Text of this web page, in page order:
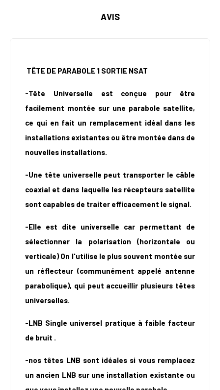
AVIS
TÊTE DE PARABOLE 1 SORTIE NSAT
-Tête Universelle est conçue pour être
facilement montée sur une parabole satellite,
ce qui en fait un remplacement idéal dans les
installations existantes ou être montée dans de
nouvelles installations.
-Une tête universelle peut transporter le câble
coaxial et dans laquelle les récepteurs satellite
sont capables de traiter efficacement le signal.
-Elle est dite universelle car permettant de
sélectionner la polarisation (horizontale ou
verticale) On l'utilise le plus souvent montée sur
un réflecteur (communément appelé antenne
parabolique), qui peut accueillir plusieurs têtes
universelles.
-LNB Single universel pratique à faible facteur
de bruit .
-nos têtes LNB sont idéales si vous remplacez
un ancien LNB sur une installation existante ou